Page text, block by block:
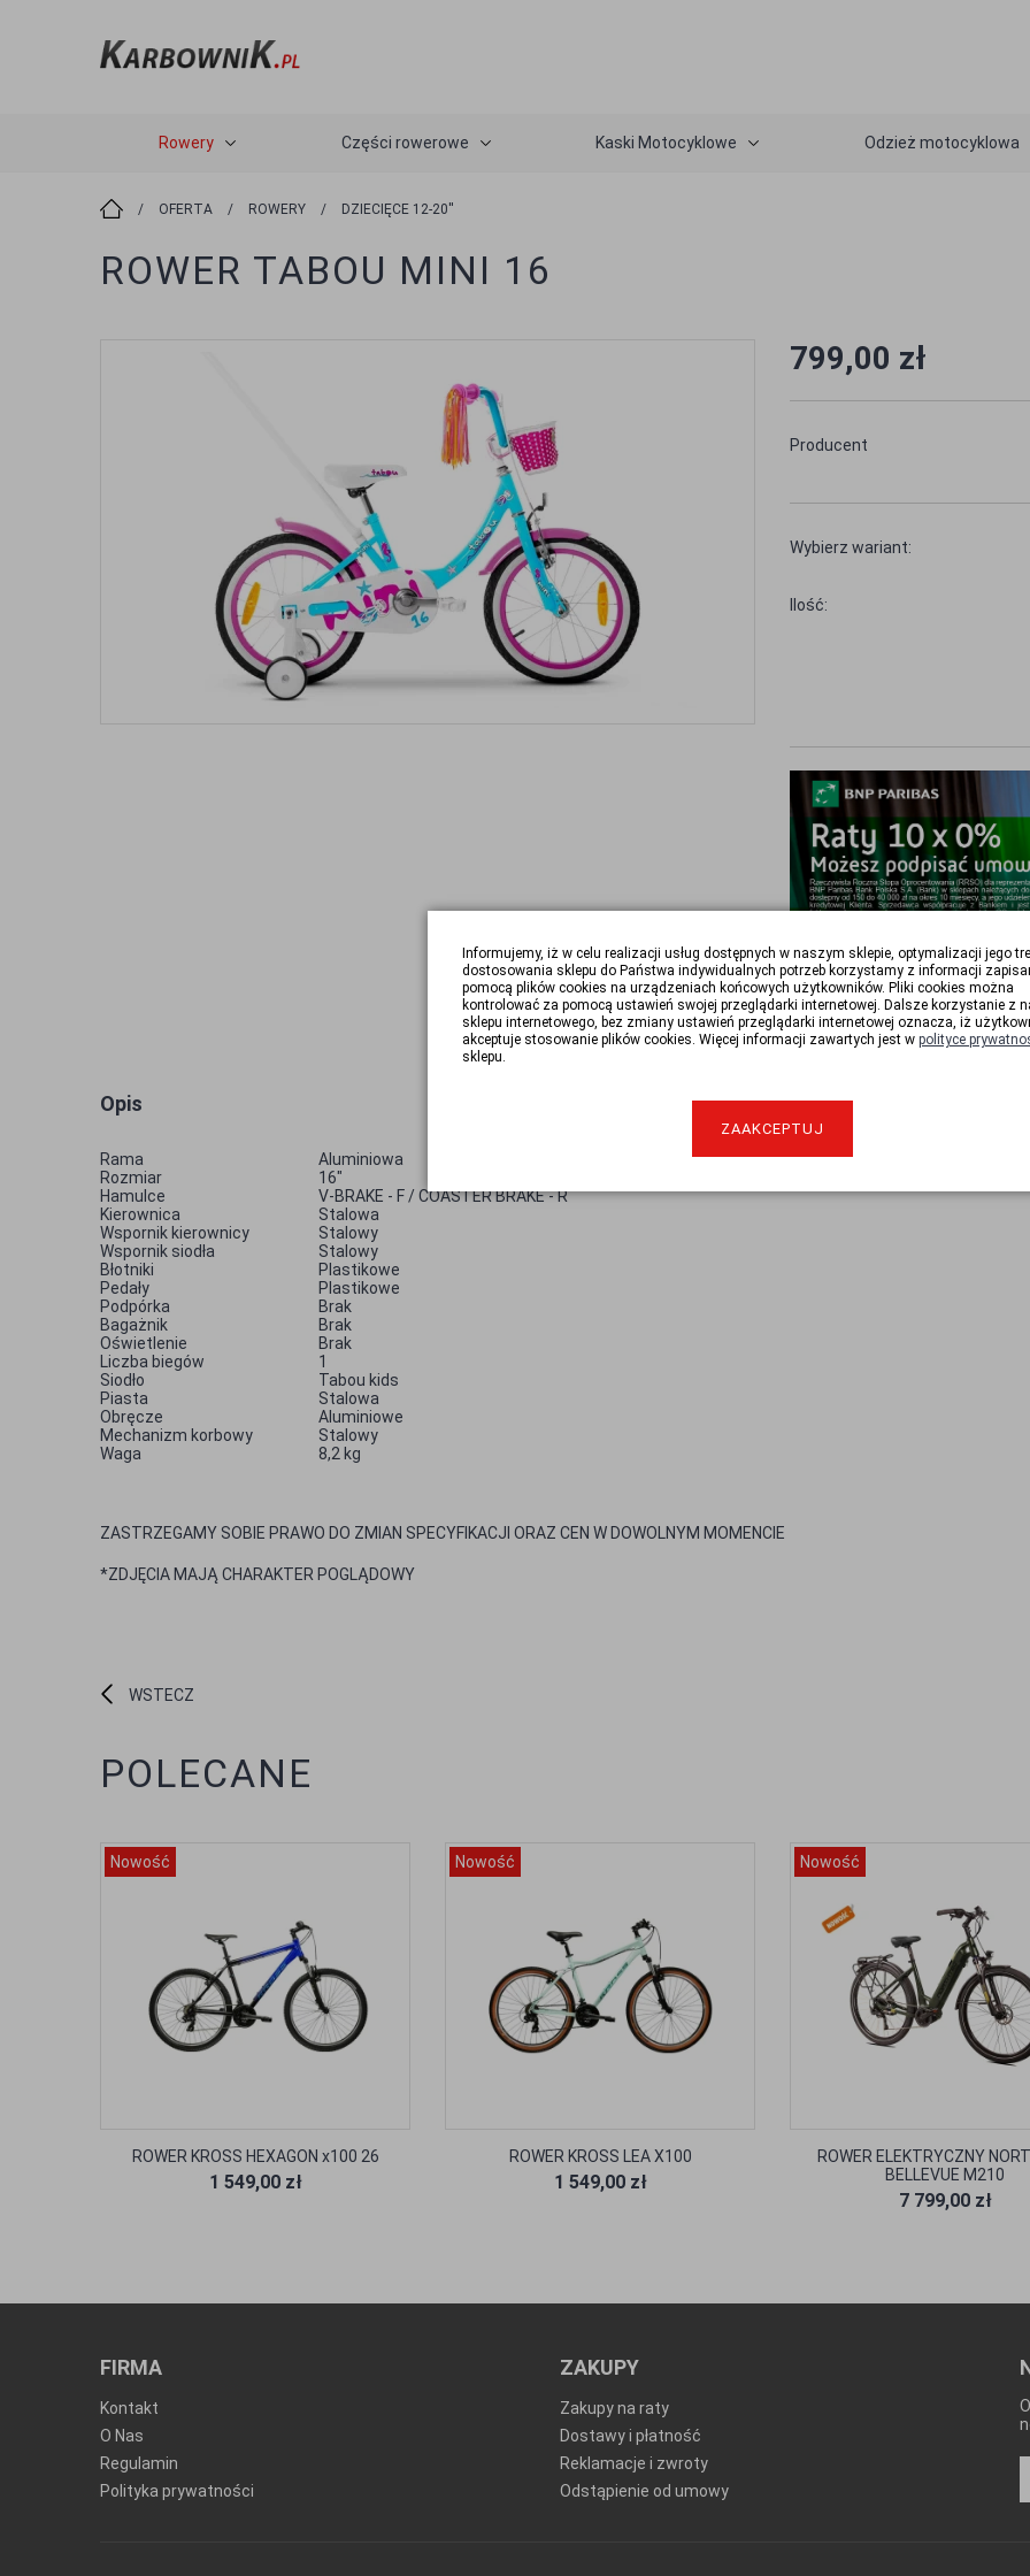
Rowery Części rowerowe Kaski Motocyklowe Odzież motocyklowa
/ OFERTA / ROWERY / DZIECIĘCE 12-20''
ROWER TABOU MINI 16
799,00 zł
Producent
Wybierz wariant:
Ilość:
Oblicz ratę:
Opis
Rama
Aluminiowa
Rozmiar
16"
Hamulce
V-BRAKE - F / COASTER BRAKE - R
Kierownica
Stalowa
Wspornik kierownicy
Stalowy
Wspornik siodła
Stalowy
Błotniki
Plastikowe
Pedały
Plastikowe
Podpórka
Brak
Bagażnik
Brak
Oświetlenie
Brak
Liczba biegów
1
Siodło
Tabou kids
Piasta
Stalowa
Obręcze
Aluminiowe
Mechanizm korbowy
Stalowy
Waga
8,2 kg
ZASTRZEGAMY SOBIE PRAWO DO ZMIAN SPECYFIKACJI ORAZ CEN W DOWOLNYM MOMENCIE
*ZDJĘCIA MAJĄ CHARAKTER POGLĄDOWY
WSTECZ
POLECANE
Nowość
ROWER KROSS HEXAGON x100 26
1 549,00 zł
Nowość
ROWER KROSS LEA X100
1 549,00 zł
Nowość
ROWER ELEKTRYCZNY
BELLEVUE M210
7 799,00 zł
FIRMA
Kontakt
O Nas
Regulamin
Polityka prywatności
ZAKUPY
Zakupy na raty
Dostawy i płatność
Reklamacje i zwroty
Odstąpienie od umowy
Informujemy, iż w celu realizacji usług dostępnych w naszym sklepie, optymalizacji jego
dostosowania sklepu do Państwa indywidualnych potrzeb korzystamy z informacji
pomocą plików cookies na urządzeniach końcowych użytkowników. Pliki cookies można
kontrolować za pomocą ustawień swojej przeglądarki internetowej. Dalsze korzystanie z
sklepu internetowego, bez zmiany ustawień przeglądarki internetowej oznacza, iż
akceptuje stosowanie plików cookies. Więcej informacji zawartych jest w polityce
sklepu.
ZAAKCEPTUJ